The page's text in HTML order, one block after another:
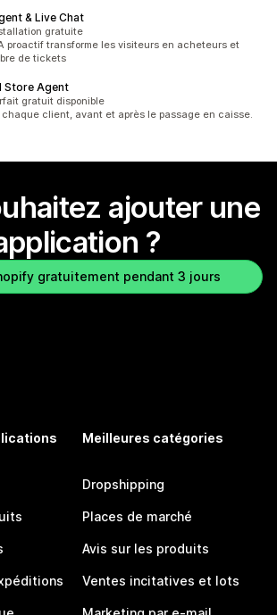
& Live Chat
5
gratuite
proactif transforme les visiteurs en acheteurs et
de tickets
Store Agent
5 gratuit disponible
client, avant et après le passage en caisse.
ajouter une
?
gratuitement pendant 3 jours
Meilleures catégories
Dropshipping
Places de marché
Avis sur les produits
Ventes incitatives et lots